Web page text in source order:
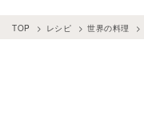
TOP レシピ 世界の料理